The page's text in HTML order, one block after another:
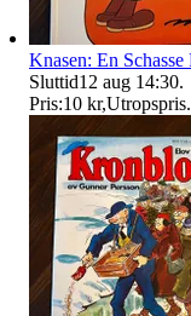
Knasen: En
Sluttid12 aug 14:30.
Pris:10 kr,Utropspris.